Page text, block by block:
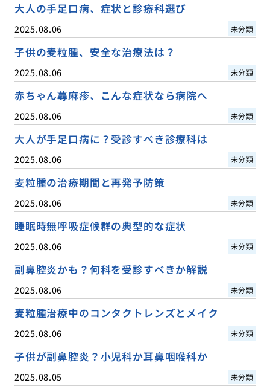
大人の手足口病、症状と診療科選び
2025.08.06 未分類
子供の麦粒腫、安全な治療法は？
2025.08.06 未分類
赤ちゃん蕁麻疹、こんな症状なら病院へ
2025.08.06 未分類
大人が手足口病に？受診すべき診療科は
2025.08.06 未分類
麦粒腫の治療期間と再発予防策
2025.08.06 未分類
睡眠時無呼吸症候群の典型的な症状
2025.08.06 未分類
副鼻腔炎かも？何科を受診すべきか解説
2025.08.06 未分類
麦粒腫治療中のコンタクトレンズとメイク
2025.08.06 未分類
子供が副鼻腔炎？小児科か耳鼻咽喉科か
2025.08.05 未分類